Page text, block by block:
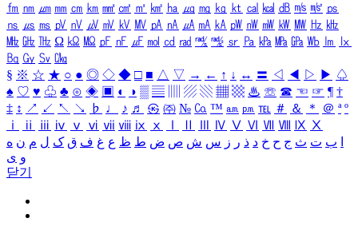
㎙ ㎚ ㎛ ㎜ ㎝ ㎞ ㎟ ㎠ ㎡ ㎢ ㏊ ㎍ ㎎ ㎏ ㏏ ㎈ ㎉ ㏈ ㎧ ㎨ ㎰
㎱ ㎲ ㎳ ㎴ ㎵ ㎶ ㎷ ㎸ ㎹ ㎀ ㎁ ㎂ ㎃ ㎄ ㎺ ㎻ ㎽ ㎾ ㎿ ㎐ ㎑
㎒ ㎓ ㎔ Ω ㏀ ㏁ ㎊ ㎋ ㎌ ㏖ ㏅ ㎭ ㎮ ㎯ ㏛ ㎩ ㎪ ㎫ ㎬ ㏝ ㏐
㏓
㏃ ㏉ ㏜ ㏆
§ ※ ☆ ★ ○ ● ◎ ◇ ◆ □ ■ △ ▽ → ← ↑ ↓ ↔ 〓 ◁ ◀ ▷ ▶ ♤
♠ ♡ ♥ ♧ ♣ ⊙ ◈ ▣ ◐ ◑ ▒ ▤ ▨ ▧ ▦ ▩ ♨ ☏ ☎ ☜ ☞ ¶ †
‡ ↕ ↗ ↙ ↖ ↘ ♭ ♩ ♪ ♬ ㉿ ㈜ № ㏇ ™ ㏂ ㏘ ℡ ＃ ＆ ＊ ＠ ª º
ⅰ
ⅱ ⅲ ⅳ ⅴ ⅵ ⅶ ⅷ ⅸ ⅹ Ⅳ Ⅴ Ⅵ Ⅶ Ⅷ Ⅸ Ⅹ
ب ت ث ج ح خ د ذ ر ز س ش ص ض ط ظ ع غ ف ق ک ل م ن ه
و ی
닫기